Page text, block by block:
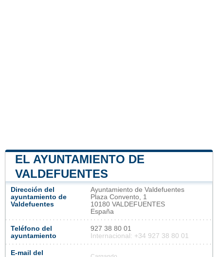
EL AYUNTAMIENTO DE
VALDEFUENTES
Dirección del
ayuntamiento de
Valdefuentes
Ayuntamiento de Valdefuentes
Plaza Convento, 1
10180 VALDEFUENTES
España
Teléfono del
ayuntamiento
927 38 80 01
Internacional: +34 927 38 80 01
E-mail del